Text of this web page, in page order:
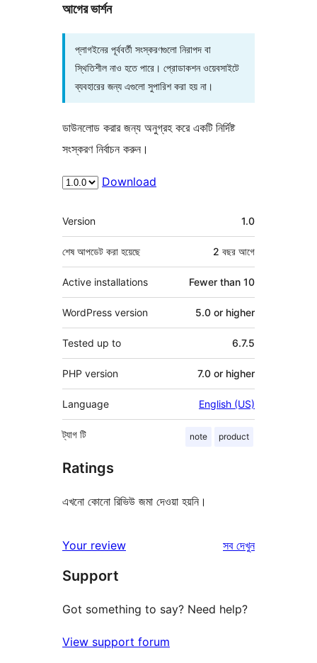
আগের ভার্শন
প্লাগইনের পূর্ববর্তী সংস্করণগুলো নিরাপদ বা
স্থিতিশীল নাও হতে পারে। প্রোডাকশন ওয়েবসাইটে
ব্যবহারের জন্য এগুলো সুপারিশ করা হয় না।
ডাউনলোড করার জন্য অনুগ্রহ করে একটি নির্দিষ্ট
সংস্করণ নির্বাচন করুন।
Download
মেটা
Version 1.0
শেষ আপডেট করা হয়েছে 2 বছর আগে
Active installations Fewer than 10
WordPress version 5.0 or higher
Tested up to 6.7.5
PHP version 7.0 or higher
Language English (US)
ট্যাগ note product
টি
Ratings
এখনো কোনো রিভিউ জমা দেওয়া হয়নি।
Your review সবরিভিউ
দেখুন
Support
Got something to say? Need help?
View support forum